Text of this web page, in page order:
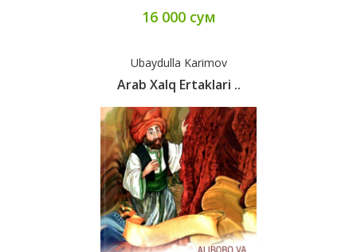
16 000 сум
Ubaydulla Karimov
Arab Xalq Ertaklari ..